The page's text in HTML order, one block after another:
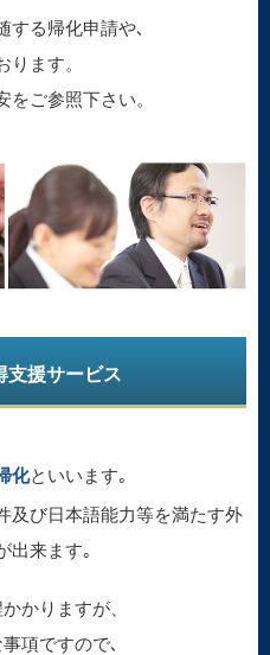
する帰化申請や､
ます。
をご参照下さい。
支援サービス
化といいます｡
及び日本語能力等を満たす外
出来ます｡
かりますが、
項ですので､